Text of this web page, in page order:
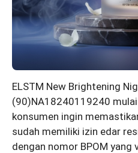
ELSTM New Brightening
(90)NA18240119240
konsumen ingin
sudah memiliki izin edar
dengan nomor BPOM yang